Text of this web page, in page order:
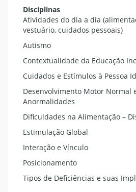
Disciplinas
Atividades do dia a dia
vestuário, cuidados pessoais)
Autismo
Contextualidade da Educação
Cuidados e Estímulos à Pessoa
Desenvolvimento Motor Normal
Anormalidades
Dificuldades na Alimentação –
Estimulação Global
Interação e Vínculo
Posicionamento
Tipos de Deficiências e suas